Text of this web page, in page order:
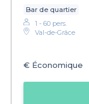
Bar de quartier
1 - 60 pers.
Val-de-Grâce
€ Économique